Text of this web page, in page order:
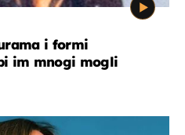
i formi
im mnogi mogli